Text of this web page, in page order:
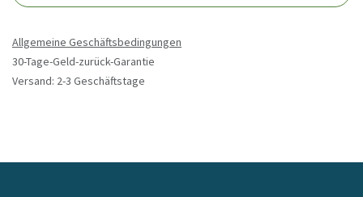
Allgemeine Geschäftsbedingungen
30-Tage-Geld-zurück-Garantie
Versand: 2-3 Geschäftstage